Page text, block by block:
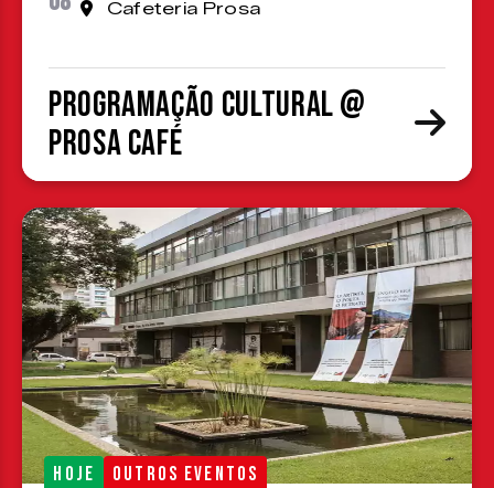
Cafeteria Prosa
Programação cultural @
Prosa Café
HOJE OUTROS EVENTOS